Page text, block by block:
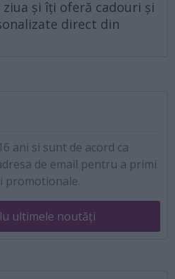
și îți oferă cadouri și
direct din
ani si sunt de acord ca
de email pentru a primi
promotionale.
ultimele noutăți